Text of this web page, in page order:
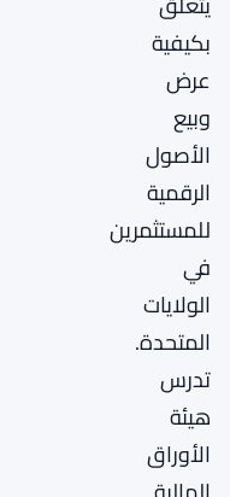
بكيفية
عرض
وبيع
الأصول
الرقمية
للمستثمرين
في
الولايات
المتحدة.
تدرس
هيئة
الأوراق